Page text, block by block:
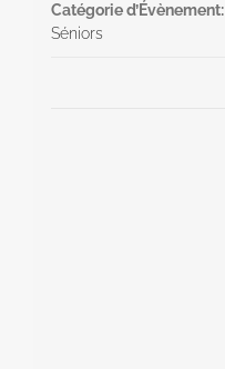
Catégorie d’Évènement:
Séniors